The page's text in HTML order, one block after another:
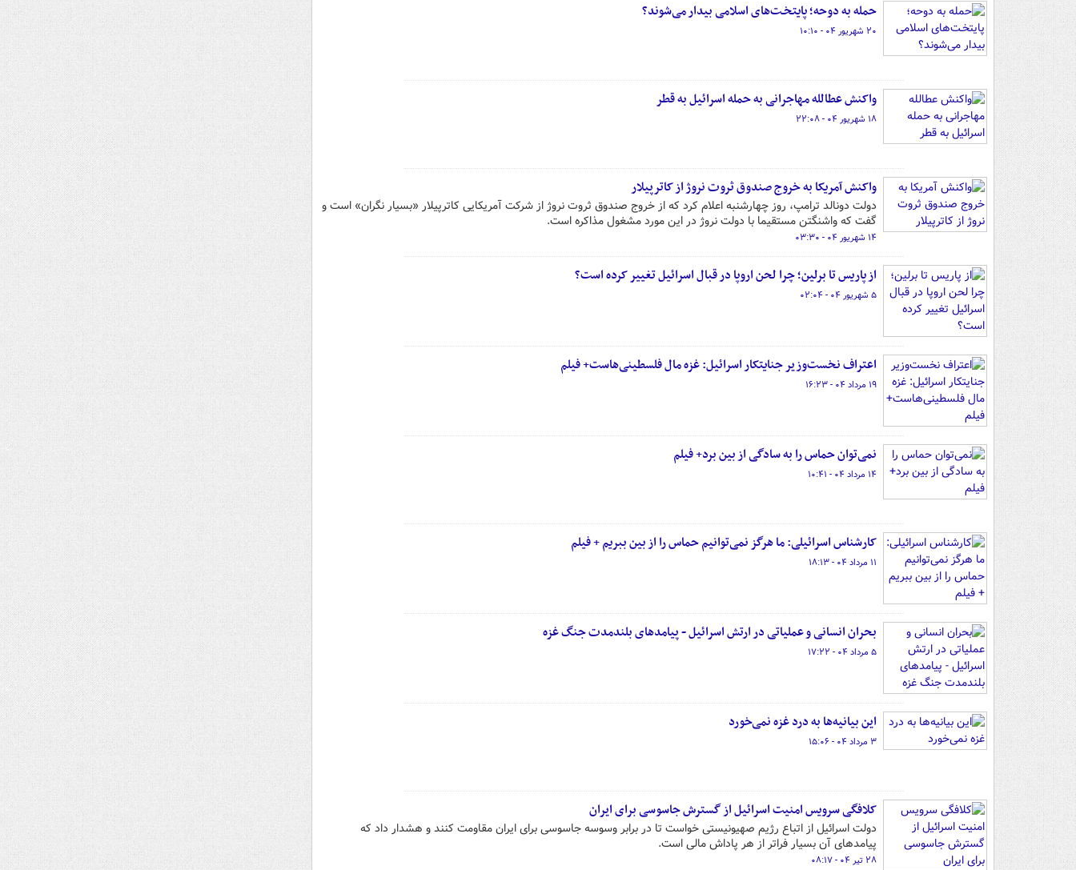
حمله به دوحه؛ پایتخـت‌های اسلامی بیدار می‌شوند؟
۲۰ شهریور ۰۴ - ۱۰:۱۰
واکنش عطالله مهاجرانی به حمله اسرائیل به قطر
۱۸ شهریور ۰۴ - ۲۲:۰۸
واکنش آمریکا به خروج صندوق ثروت نروژ از کاترپیلار
دولت دونالد ترامپ، روز چهارشنبه اعلام کرد که از خروج صندوق ثروت نروژ از شرکت آمریکایی کاترپیلار «بسیار نگران» است و
گفت که واشنگتن مستقیما با دولت نروژ در این مورد مشغول مذاکره است.
۱۴ شهریور ۰۴ - ۰۳:۳۰
از پاریس تا برلین؛ چرا لحن اروپا در قبال اسرائیل تغییر کرده است؟
۵ شهریور ۰۴ - ۰۲:۰۴
اعتراف نخست‌وزیر جنایتکار اسرائیل: غزه مال فلسطینی‌هاست+ فیلم
۱۹ مرداد ۰۴ - ۱۶:۲۳
نمی‌توان حماس را به سادگی از بین برد+ فیلم
۱۴ مرداد ۰۴ - ۱۰:۴۱
کارشناس اسرائیلی: ما هرگز نمی‌توانیم حماس را از بین ببریم + فیلم
۱۱ مرداد ۰۴ - ۱۸:۱۳
بحران انسانی و عملیاتی در ارتش اسرائیل - پیامدهای بلندمدت جنگ غزه
۵ مرداد ۰۴ - ۱۷:۲۲
این بیانیه‌ها به درد غزه نمی‌خورد
۳ مرداد ۰۴ - ۱۵:۰۶
کلافگی سرویس امنیت اسرائیل از گسترش جاسوسی برای ایران
دولت اسرائیل از اتباع رژیم صهیونیستی خواست تا در برابر وسوسه جاسوسی برای ایران مقاومت کنند و هشدار داد که
پیامدهای آن بسیار فراتر از هر پاداش مالی است.
۲۸ تیر ۰۴ - ۰۸:۱۷